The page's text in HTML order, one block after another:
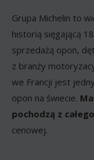
Grupa Michelin to
historią sięgającą
sprzedażą opon,
z branży
we Francji jest
opon na świecie.
pochodzą z
cenowej.